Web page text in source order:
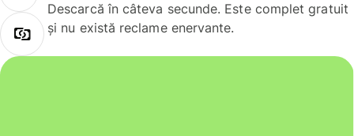
Descarcă în câteva secunde. Este complet gratuit
și nu există reclame enervante.